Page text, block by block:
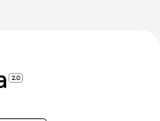
цены,